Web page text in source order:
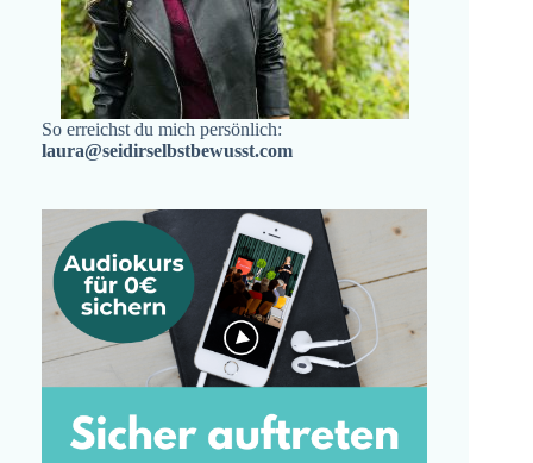
So erreichst du mich persönlich:
laura@seidirselbstbewusst.com